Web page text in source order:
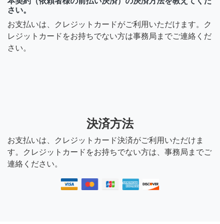
さい。
お支払いは、クレジットカードがご利用いただけます。ク
レジットカードをお持ちでない方は事務局までご連絡くだ
さい。
決済方法
お支払いは、クレジットカード決済がご利用いただけま
す。クレジットカードをお持ちでない方は、事務局までご
連絡ください。